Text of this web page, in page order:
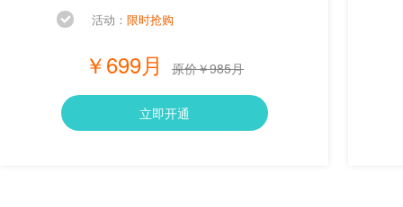
活动： 限时抢购
￥699月 原价￥985月
立即开通